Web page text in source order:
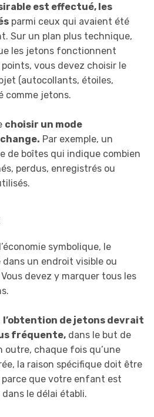
est effectué, les
parmi ceux qui avaient été
Sur un plan plus technique,
les jetons fonctionnent
vous devez choisir le
(autocollants, étoiles,
comme jetons.
choisir un mode
Par exemple, un
de boîtes qui indique combien
perdus, enregistrés ou
symbolique, le
un endroit visible ou
devez y marquer tous les
l’obtention de jetons devrait
fréquente, dans le but de
outre, chaque fois qu’une
la raison spécifique doit être
parce que votre enfant est
le délai établi.